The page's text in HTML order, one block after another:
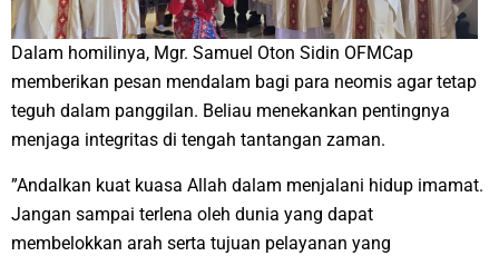
Dalam homilinya, Mgr. Samuel Oton Sidin OFMCap
memberikan pesan mendalam bagi para neomis agar tetap
teguh dalam panggilan. Beliau menekankan pentingnya
menjaga integritas di tengah tantangan zaman.
​”Andalkan kuat kuasa Allah dalam menjalani hidup imamat.
Jangan sampai terlena oleh dunia yang dapat
membelokkan arah serta tujuan pelayanan yang